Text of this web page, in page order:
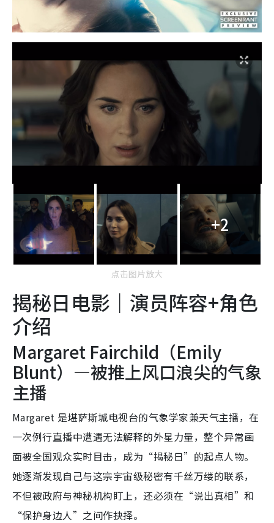
+2
点击图片放大
揭秘日电影｜演员阵容+角色
介绍
Margaret Fairchild（Emily
Blunt）—被推上风口浪尖的气象
主播
Margaret 是堪萨斯城电视台的气象学家兼天气主播，在
一次例行直播中遭遇无法解释的外星力量，整个异常画
面被全国观众实时目击，成为“揭秘日”的起点人物。
她逐渐发现自己与这宗宇宙级秘密有千丝万缕的联系，
不但被政府与神秘机构盯上，还必须在“说出真相”和
“保护身边人”之间作抉择。